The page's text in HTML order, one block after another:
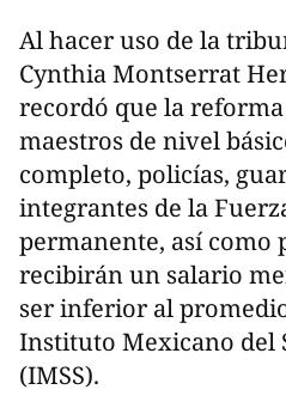
Al hacer uso de la
Cynthia Montserrat
recordó que la
maestros de nivel
completo, policías,
integrantes de la
permanente, así como
recibirán un salario
ser inferior al
Instituto Mexicano del
(IMSS).